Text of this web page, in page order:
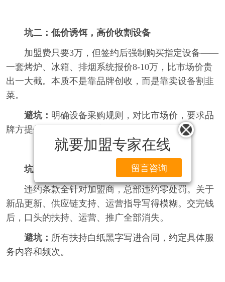
坑二：低价诱饵，高价收割设备
加盟费只要3万，但签约后强制购买指定设备——
一套烤炉、冰箱、排烟系统报价8-10万，比市场价贵
出一大截。本质不是靠品牌创收，而是靠卖设备割韭
菜。
避坑： 明确设备采购规则，对比市场价，要求品
牌方提供设备采购的自主选择权。
坑三：合同单向约束，交完钱就没人管了
违约条款全针对加盟商，总部违约零处罚。关于
新品更新、供应链支持、运营指导写得模糊。交完钱
后，口头的扶持、运营、推广全部消失。
避坑： 所有扶持白纸黑字写进合同，约定具体服
务内容和频次。
就要加盟专家在线
留言咨询